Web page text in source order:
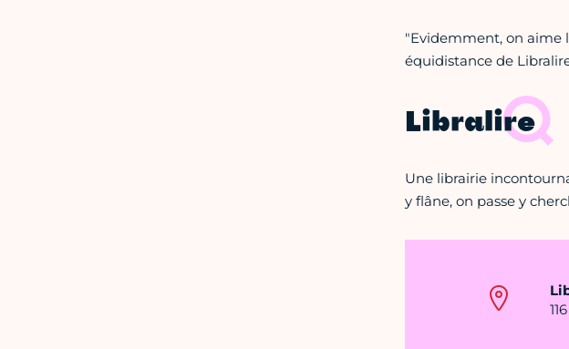
"Evidemment, on aime
équidistance de
Libralire
Une librairie
y flâne, on passe y